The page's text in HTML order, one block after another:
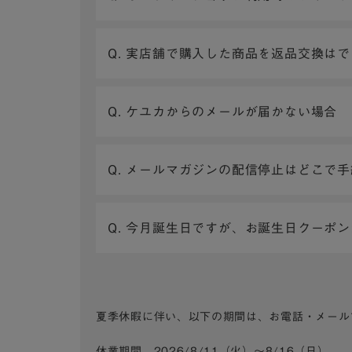
Q. 実店舗で購入した商品を返品交換は
Q. ケユカからのメールが届かない場合
Q. メールマガジンの配信停止はどこで
Q. 今月誕生日ですが、お誕生日クーポ
夏季休暇に伴い、以下の期間は、お電話・メー